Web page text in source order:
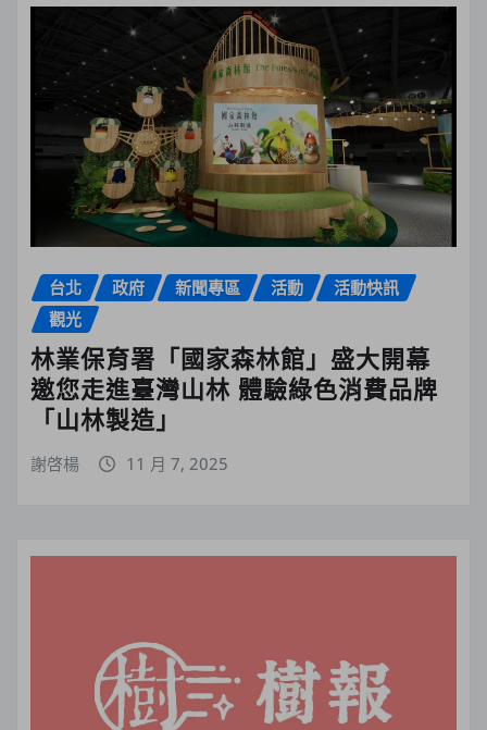
台北 政府 新聞專區 活動
活動快訊
觀光
林業保育署「國家森林館」盛大開幕
邀您走進臺灣山林 體驗綠色消費品牌
「山林製造」
謝啓楊 11 月 7, 2025